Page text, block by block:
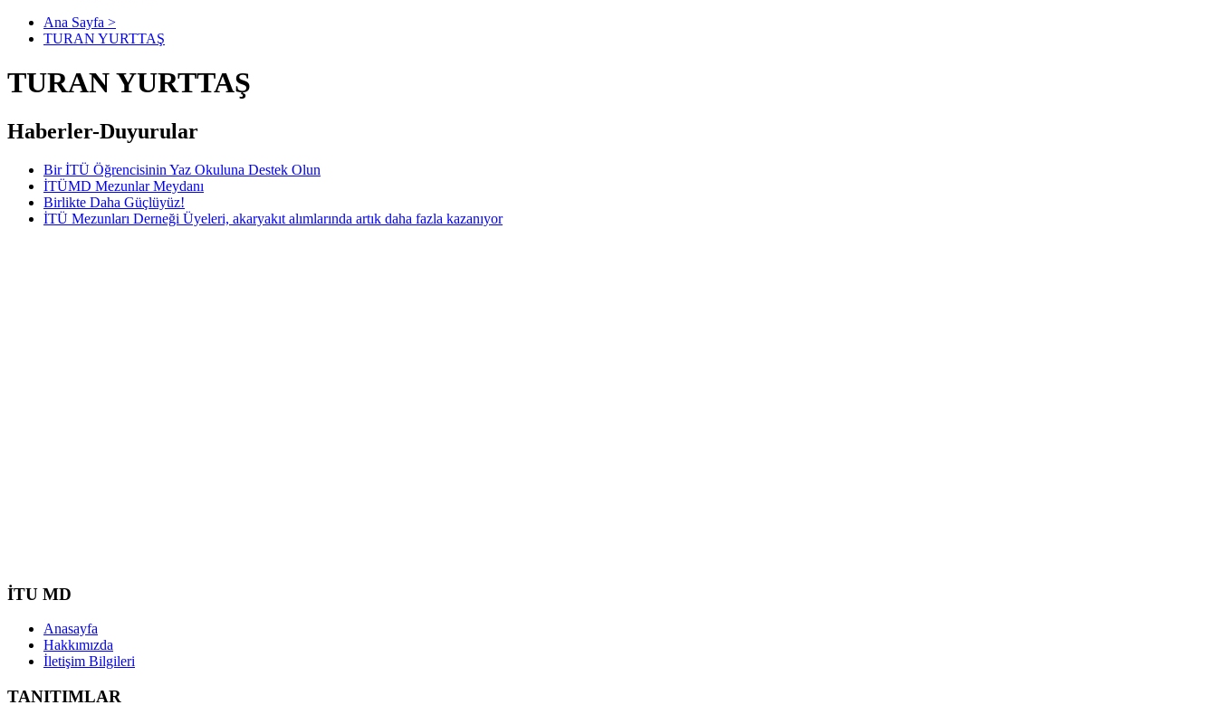
Ana Sayfa >
TURAN YURTTAŞ
TURAN YURTTAŞ
Haberler-Duyurular
Bir İTÜ Öğrencisinin Yaz Okuluna Destek Olun
İTÜMD Mezunlar Meydanı
Birlikte Daha Güçlüyüz!
İTÜ Mezunları Derneği Üyeleri, akaryakıt alımlarında artık daha fazla kazanıyor
İTU MD
Anasayfa
Hakkımızda
İletişim Bilgileri
TANITIMLAR